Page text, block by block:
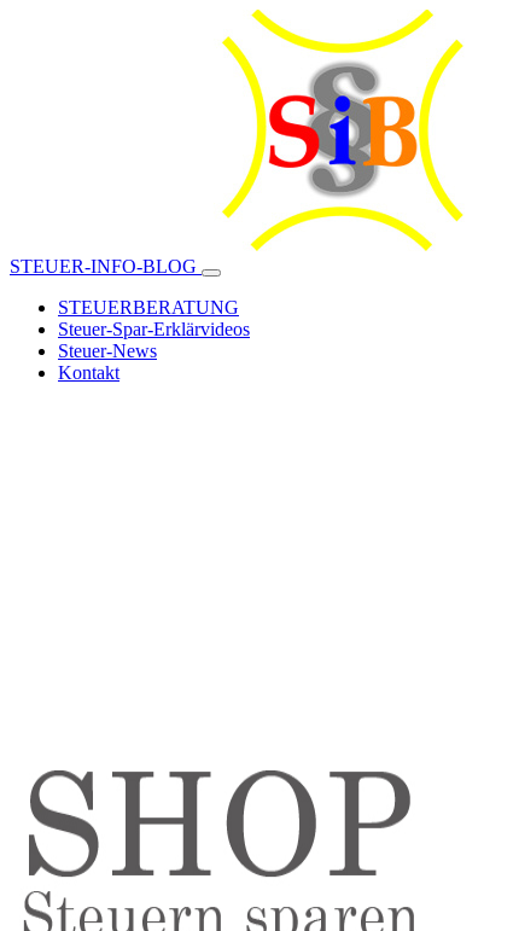
STEUER-INFO-BLOG
STEUERBERATUNG
Steuer-Spar-Erklärvideos
Steuer-News
Kontakt